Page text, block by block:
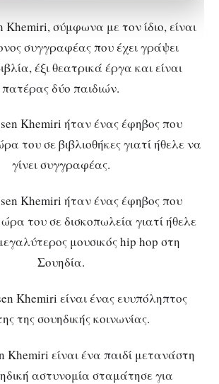
Khemiri, σύμφωνα με τον ίδιο, είναι
συγγραφέας που έχει γράψει
έξι θεατρικά έργα και είναι
πατέρας δύο παιδιών.
Khemiri ήταν ένας έφηβος που
του σε βιβλιοθήκες γιατί ήθελε να
γίνει συγγραφέας.
Khemiri ήταν ένας έφηβος που
του σε δισκοπωλεία γιατί ήθελε
μουσικός hip hop στη
Σουηδία.
Khemiri είναι ένας ευυπόληπτος
της σουηδικής κοινωνίας.
Khemiri είναι ένα παιδί μετανάστη
αστυνομία σταμάτησε για